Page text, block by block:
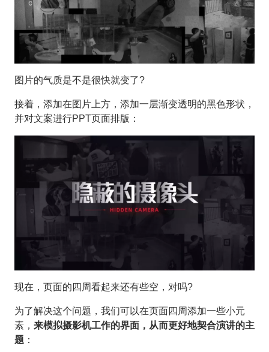
图片的气质是不是很快就变了?
接着，添加在图片上方，添加一层渐变透明的黑色形状，
并对文案进行PPT页面排版：
现在，页面的四周看起来还有些空，对吗?
为了解决这个问题，我们可以在页面四周添加一些小元
素， 来模拟摄影机工作的界面，从而更好地契合演讲的主
题 ：